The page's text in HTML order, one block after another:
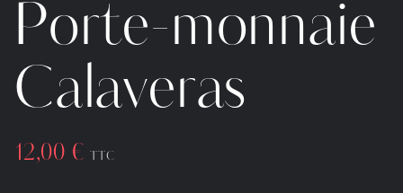
Porte-monnaie
Calaveras
12,00 € TTC